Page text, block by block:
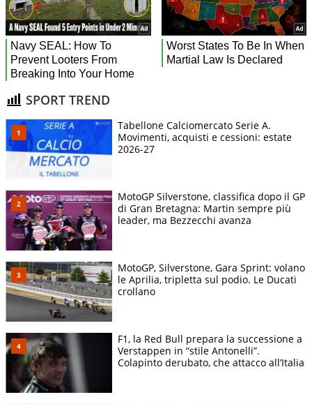
SPORT TREND
Tabellone Calciomercato Serie A.
Movimenti, acquisti e cessioni: estate
2026-27
MotoGP Silverstone, classifica dopo il GP
di Gran Bretagna: Martin sempre più
leader, ma Bezzecchi avanza
MotoGP, Silverstone, Gara Sprint: volano
le Aprilia, tripletta sul podio. Le Ducati
crollano
F1, la Red Bull prepara la successione a
Verstappen in “stile Antonelli”.
Colapinto derubato, che attacco all’Italia